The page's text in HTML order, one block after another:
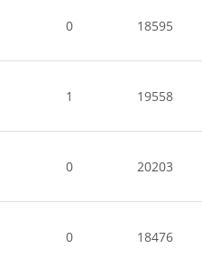
0 18595
1 19558
0 20203
0 18476